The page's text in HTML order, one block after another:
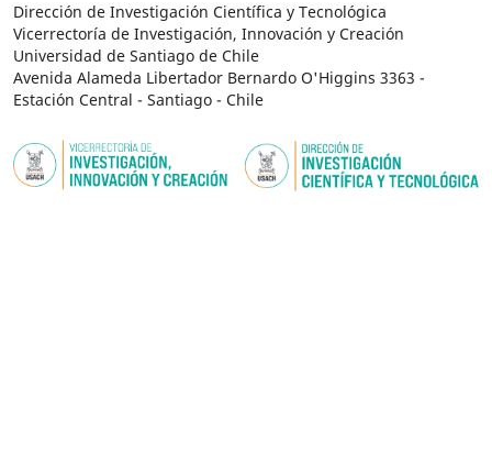
Dirección de Investigación Científica y Tecnológica
Vicerrectoría de Investigación, Innovación y Creación
Universidad de Santiago de Chile
Avenida Alameda Libertador Bernardo O'Higgins 3363 -
Estación Central - Santiago - Chile